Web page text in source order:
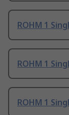
ROHM 1
ROHM 1
ROHM 1